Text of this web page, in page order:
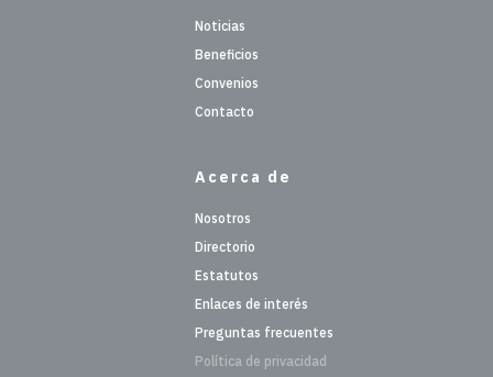
Noticias
Beneficios
Convenios
Contacto
Acerca de
Nosotros
Directorio
Estatutos
Enlaces de interés
Preguntas frecuentes
Política de privacidad